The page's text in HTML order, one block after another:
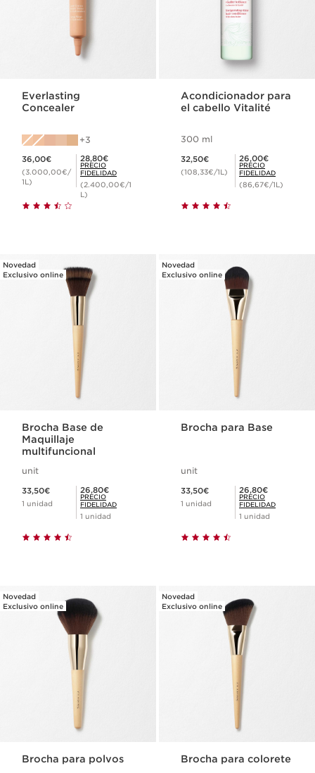
Everlasting
Concealer
3
36,00€
(3.000,00€/
1L)
Precio Fidelidad 28,80€
28,80€
PRECIO
FIDELIDAD
(2.400,00€/1
L)
Acondicionador para
el cabello Vitalité
300 ml
32,50€
(108,33€/1L)
Precio Fidelidad 26,00€
26,00€
PRECIO
FIDELIDAD
(86,67€/1L)
Novedad
Exclusivo online
Brocha Base de
Maquillaje
multifuncional
unit
33,50€
1 unidad
Precio Fidelidad 26,80€
26,80€
PRECIO
FIDELIDAD
1 unidad
Novedad
Exclusivo online
Brocha para Base
unit
33,50€
1 unidad
Precio Fidelidad 26,80€
26,80€
PRECIO
FIDELIDAD
1 unidad
Novedad
Exclusivo online
Brocha para polvos
Novedad
Exclusivo online
Brocha para colorete